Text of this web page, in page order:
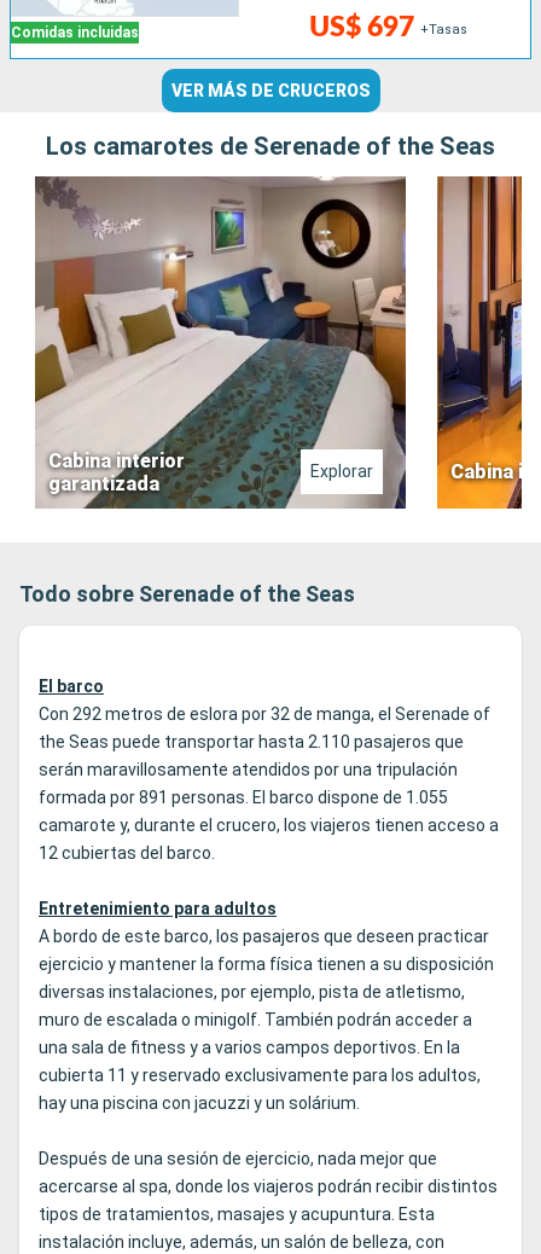
Comidas incluidas US$ 697 +Tasas
VER MÁS DE CRUCEROS
Los camarotes de Serenade of the Seas
Cabina interior
garantizada
Explorar Cabina
Todo sobre Serenade of the Seas
El barco
Con 292 metros de eslora por 32 de manga, el Serenade of
the Seas puede transportar hasta 2.110 pasajeros que
serán maravillosamente atendidos por una tripulación
formada por 891 personas. El barco dispone de 1.055
camarote y, durante el crucero, los viajeros tienen acceso a
12 cubiertas del barco.
Entretenimiento para adultos
A bordo de este barco, los pasajeros que deseen practicar
ejercicio y mantener la forma física tienen a su disposición
diversas instalaciones, por ejemplo, pista de atletismo,
muro de escalada o minigolf. También podrán acceder a
una sala de fitness y a varios campos deportivos. En la
cubierta 11 y reservado exclusivamente para los adultos,
hay una piscina con jacuzzi y un solárium.
Después de una sesión de ejercicio, nada mejor que
acercarse al spa, donde los viajeros podrán recibir distintos
tipos de tratamientos, masajes y acupuntura. Esta
instalación incluye, además, un salón de belleza, con